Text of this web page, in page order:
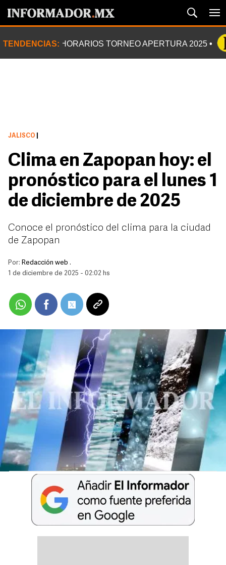
TENDENCIAS: HORARIOS TORNEO APERTURA 2025
JALISCO
Clima en Zapopan hoy: el
pronóstico para el lunes 1
de diciembre de 2025
Conoce el pronóstico del clima para la ciudad
de Zapopan
Por: Redacción web .
1 de diciembre de 2025 - 02:02 hs